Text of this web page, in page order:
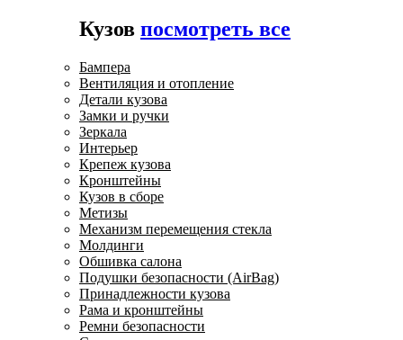
Кузов посмотреть все
Бампера
Вентиляция и отопление
Детали кузова
Замки и ручки
Зеркала
Интерьер
Крепеж кузова
Кронштейны
Кузов в сборе
Метизы
Механизм перемещения стекла
Молдинги
Обшивка салона
Подушки безопасности (AirBag)
Принадлежности кузова
Рама и кронштейны
Ремни безопасности